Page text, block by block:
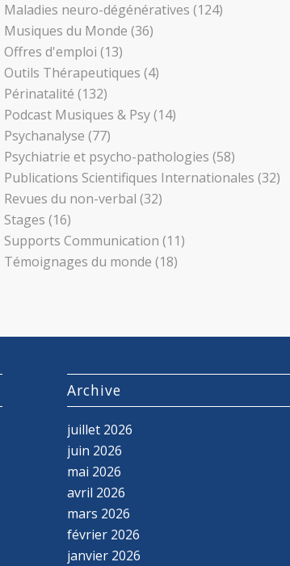
Maladies neuro-dégénératives (124)
Musiques du Monde (36)
Offres d'emploi (13)
Outils Thérapeutiques (4)
Périnatalité (132)
Podcast Musiques & Psy(14)
Psychanalyse (77)
Psychiatrie et psycho-pathologies (58)
Publications Scientifiques Internationales (32)
Revues du non-verbal (32)
Stages (16)
Supports Communication (11)
Témoignages du monde (18)
Archive
juillet 2026
juin 2026
mai 2026
avril 2026
mars 2026
février 2026
janvier 2026